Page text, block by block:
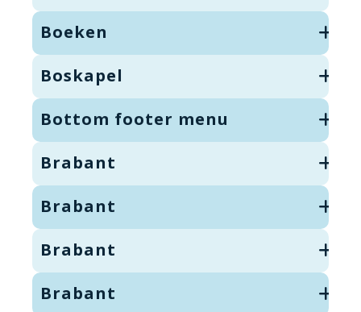
Boeken
Boskapel
Bottom footer menu
Brabant
Brabant
Brabant
Brabant